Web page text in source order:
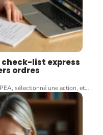
check-list express
ordres
sélectionné une action, et…